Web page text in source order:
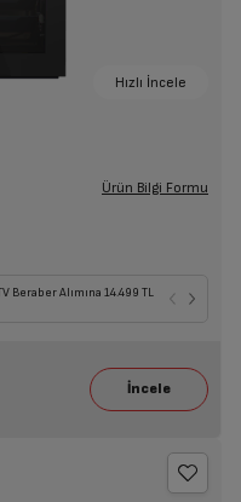
Hızlı İncele
Ürün Bilgi Formu
Beraber Alımına 14.499 TL